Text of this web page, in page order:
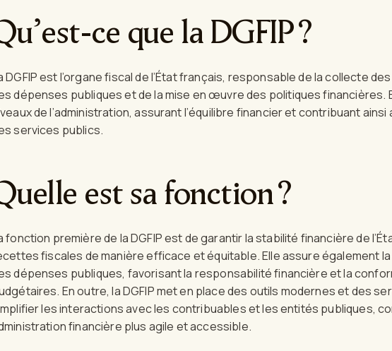
ce que la DGFIP ?
DGFIP est l’organe fiscal de l’État français, responsable de la collecte
dépenses publiques et de la mise en œuvre des politiques financières.
de l’administration, assurant l’équilibre financier et contribuant
services publics.
est sa fonction ?
fonction première de la DGFIP est de garantir la stabilité financière de
fiscales de manière efficace et équitable. Elle assure également
dépenses publiques, favorisant la responsabilité financière et la
En outre, la DGFIP met en place des outils modernes et des
les interactions avec les contribuables et les entités publiques,
financière plus agile et accessible.